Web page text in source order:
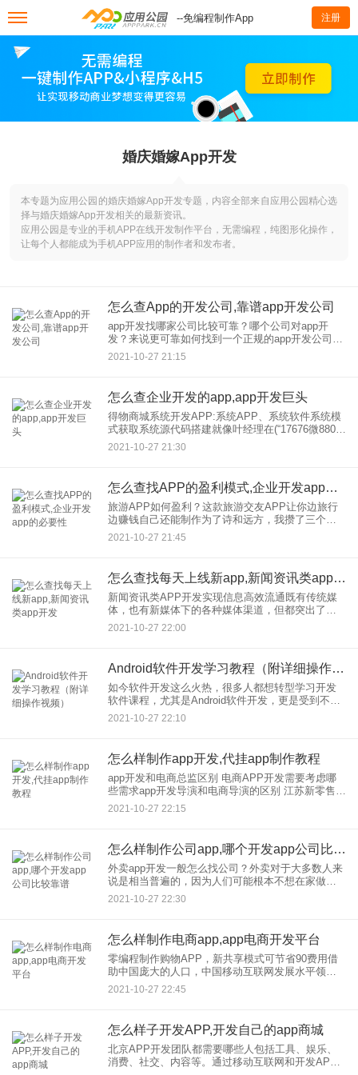
--免编程制作App 注册
婚庆婚嫁App开发
本专题为应用公园的婚庆婚嫁App开发专题，内容全部来自应用公园精心选
择与婚庆婚嫁App开发相关的最新资讯。
应用公园是专业的手机APP在线开发制作平台，无需编程，纯图形化操作，
让每个人都能成为手机APP应用的制作者和发布者。
怎么查App的开发公司,靠谱app开发公司
app开发找哪家公司比较可靠？哪个公司对app开
发？来说更可靠如何找到一个正规的app开发公司？
如何在公司，选择一个可靠的app开发？app开发，
公司通常会向技术专业的app公司，寻求合作。但是
2021-10-27 21:15
怎么查企业开发的app,app开发巨头
得物商城系统开发APP:系统APP、系统软件系统模
式获取系统源代码搭建就像叶经理在(“17676微880电
663”)遇到你一样。你永远不知道这是找到我的为数
不多方法。 1.获取东西App开发大脑版
2021-10-27 21:30
怎么查找APP的盈利模式,企业开发app的必要性
旅游APP如何盈利？这款旅游交友APP让你边旅行
边赚钱自己还能制作为了诗和远方，我攒了三个月
的钱，终于敢行动了，却发现处处小心，体验也不
好。别慌！现在你可以一边旅行一边赚钱了。当你
2021-10-27 21:45
怎么查找每天上线新app,新闻资讯类app开发
新闻资讯类APP开发实现信息高效流通既有传统媒
体，也有新媒体下的各种媒体渠道，但都突出了人
们对信息的需求。而且，在当前的移动互联网时
代，人们获取信息的主要方式开始趋向于在线终
2021-10-27 22:00
Android软件开发学习教程（附详细操作视频）
如今软件开发这么火热，很多人都想转型学习开发
软件课程，尤其是Android软件开发，更是受到不少
人的青睐。目前安卓在国内发展一直被看好，因为
绝大部分手机用户群体用的还是安卓系统，而且
2021-10-27 22:10
怎么样制作app开发,代挂app制作教程
app开发和电商总监区别 电商APP开发需要考虑哪
些需求app开发导演和电商导演的区别 江苏新零售微
信业务分销返利模型定制软件App开发多少钱 微信
业务新零售系统与传统门店的区别2。新零
2021-10-27 22:15
怎么样制作公司app,哪个开发app公司比较靠谱
外卖app开发一般怎么找公司？外卖对于大多数人来
说是相当普遍的，因为人们可能根本不想在家做
饭，觉得在家做饭时间长，有时候可能根本不会做
饭，而且做的菜也不是很好，所以只能通过点外卖
2021-10-27 22:30
怎么样制作电商app,app电商开发平台
零编程制作购物APP，新共享模式可节省90费用借
助中国庞大的人口，中国移动互联网发展水平领先
全球，有庞大的用户基础支撑，尤其是购物APP行
业。2021年购物APP行业趋势如何？购物应用的排
2021-10-27 22:45
怎么样子开发APP,开发自己的app商城
北京APP开发团队都需要哪些人包括工具、娱乐、
消费、社交、内容等。通过移动互联网和开发APP